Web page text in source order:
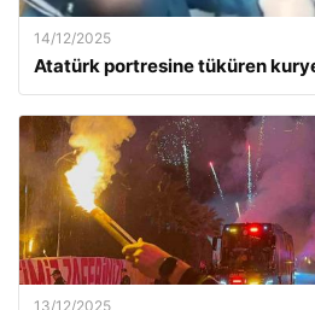
14/12/2025
Atatürk portresine tüküren
13/12/2025